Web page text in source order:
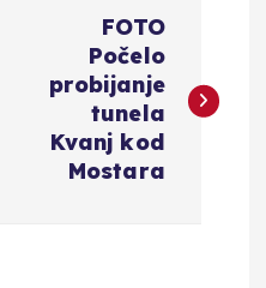
FOTO
Počelo
probijanje
tunela
Kvanj kod
Mostara